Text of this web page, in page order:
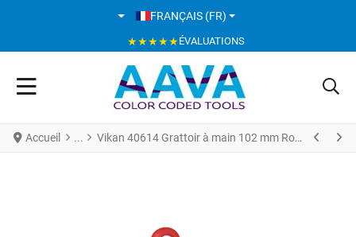
SÉLECTIONNEZ VOTRE LANGUE
FRANÇAIS (FR)
★★★★★ÉVALUATIONS
Accueil Vikan 40614 Grattoir à main 102 mm Rouge